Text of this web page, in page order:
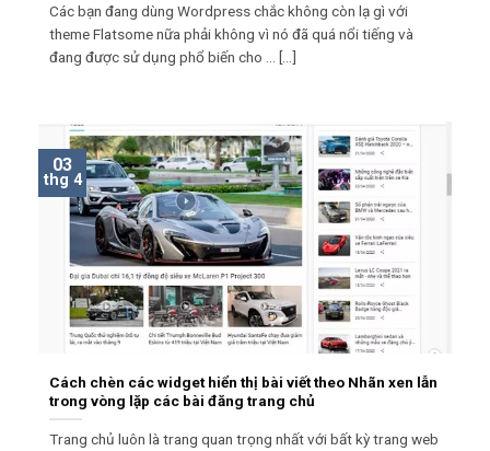
Các bạn đang dùng Wordpress chắc không còn lạ gì với
theme Flatsome nữa phải không vì nó đã quá nổi tiếng và
đang được sử dụng phổ biến cho ... [...]
Cách chèn các widget hiển thị bài viết theo Nhãn xen lẫn
trong vòng lặp các bài đăng trang chủ
Trang chủ luôn là trang quan trọng nhất với bất kỳ trang web
03
thg 4